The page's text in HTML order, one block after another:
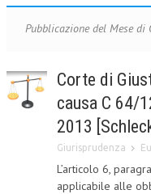
MISSION
CENTRO STUDI
ATTO COSTITUTIVO E
ORGANIZZAZIONE
OBIETTIVI
Pubblicazione del Mese di
Corte di
causa C 64/
2013
Giurisprudenza
L’articolo 6,
applicabile alle